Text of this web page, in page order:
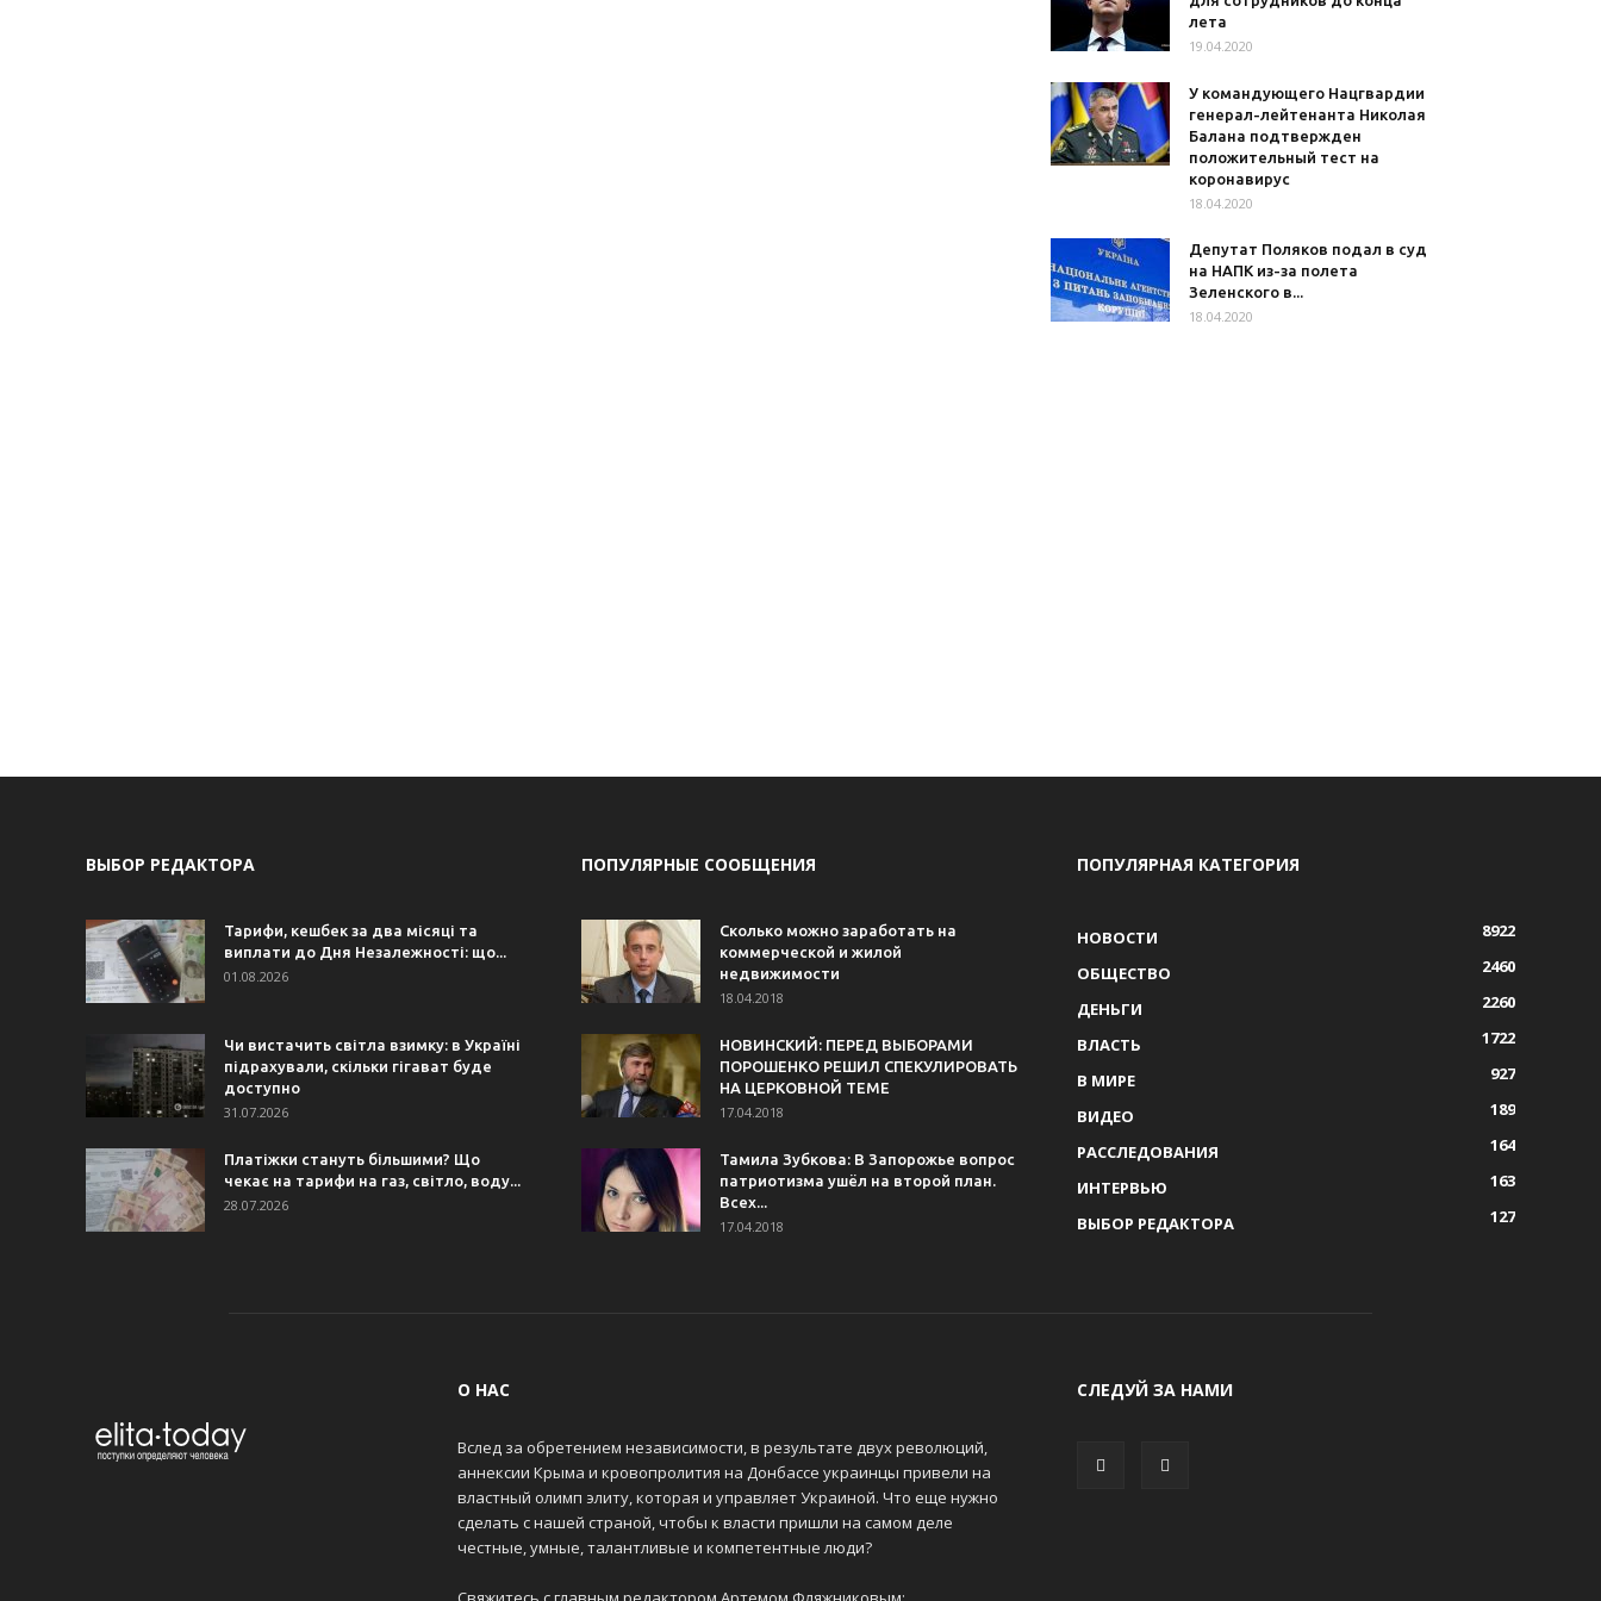
лета
19.04.2020
У командующего Нацгвардии
генерал-лейтенанта Николая
Балана подтвержден
положительный тест на
коронавирус
18.04.2020
Депутат Поляков подал в суд
на НАПК из-за полета
Зеленского в...
18.04.2020
ВЫБОР РЕДАКТОРА
Тарифи, кешбек за два місяці та
виплати до Дня Незалежності: що...
01.08.2026
Чи вистачить світла взимку: в Україні
підрахували, скільки гігават буде
доступно
31.07.2026
Платіжки стануть більшими? Що
чекає на тарифи на газ, світло, воду...
28.07.2026
ПОПУЛЯРНЫЕ СООБЩЕНИЯ
Сколько можно заработать на
коммерческой и жилой
недвижимости
18.04.2018
НОВИНСКИЙ: ПЕРЕД ВЫБОРАМИ
ПОРОШЕНКО РЕШИЛ СПЕКУЛИРОВАТЬ
НА ЦЕРКОВНОЙ ТЕМЕ
17.04.2018
Тамила Зубкова: В Запорожье вопрос
патриотизма ушёл на второй план.
Всех...
17.04.2018
ПОПУЛЯРНАЯ КАТЕГОРИЯ
НОВОСТИ
8922
ОБЩЕСТВО
2460
ДЕНЬГИ
2260
ВЛАСТЬ
1722
В МИРЕ
927
ВИДЕО
189
РАССЛЕДОВАНИЯ
164
ИНТЕРВЬЮ
163
ВЫБОР РЕДАКТОРА
127
О НАС
Вслед за обретением независимости, в результате двух революций,
аннексии Крыма и кровопролития на Донбассе украинцы привели на
властный олимп элиту, которая и управляет Украиной. Что еще нужно
сделать с нашей страной, чтобы к власти пришли на самом деле
честные, умные, талантливые и компетентные люди?
СЛЕДУЙ ЗА НАМИ